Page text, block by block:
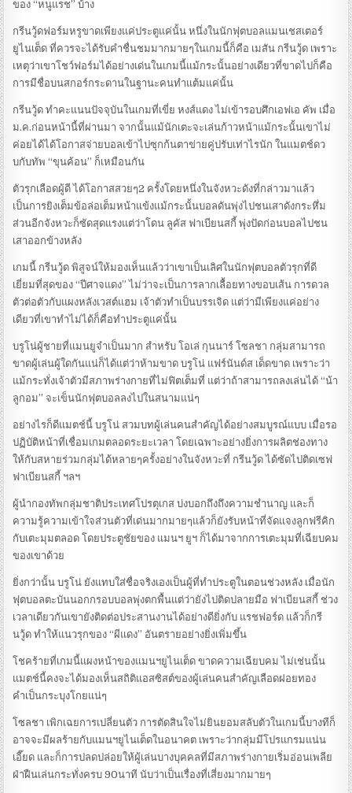
ของ “หนูแรช” บ้าง
กรีนวู้ดฟอร์มหรูขาดเพียงแค่ประตูแค่นั้น หนึ่งในนักฟุตบอลแมนเชสเตอร์
ยูไนเต็ด ที่ควรจะได้รับคำชื่นชมมากมายๆในเกมนี้ก็คือ เมสัน กรีนวู้ด เพราะ
เหตุว่าเขาโชว์ฟอร์มได้อย่างเด่นในเกมนี้แม้กระนั้นอย่างเดียวที่ขาดไปก็คือ
การมีชื่อบนสกอร์กระดานในฐานะคนทำแต้มแค่นั้น
กรีนวู้ด ทำคะแนนปัจจุบันในเกมที่เขี่ย หงส์แดง ไม่เข้ารอบศึกเอฟเอ คัพ เมื่อ
ม.ค.ก่อนหน้านี้ที่ผ่านมา จากนั้นแม้นักเตะจะเล่นก้าวหน้าแม้กระนั้นเขาไม่
ค่อยได้ได้โอกาสจ่ายบอลเข้าไปซุกก้นตาข่ายคู่ปรับเท่าไรนัก ในแมตช์ดว
บกับทัพ “ขุนค้อน” ก็เหมือนกัน
ตัวรุกเลือดผู้ดี ได้โอกาสสวยๆ2 ครั้งโดยหนึ่งในจังหวะดังที่กล่าวมาแล้ว
เป็นการยิงเต็มข้อล่อเต็มหน้าแข้งแม้กระนั้นบอลดันพุ่งไปชนเสาดังกระหึ่ม
ส่วนอีกจังหวะก็ซัดสุดแรงแต่ว่าโดน ลูคัส ฟาเบียนสกี้ พุ่งปัดก่อนบอลไปชน
เสาออกข้างหลัง
เกมนี้ กรีนวู้ด พิสูจน์ให้มองเห็นแล้วว่าเขาเป็นเลิศในนักฟุตบอลตัวรุกที่ดี
เยี่ยมที่สุดของ “ปีศาจแดง” ไม่ว่าจะเป็นการลากเลื้อยทางขอบเส้น การดวล
ตัวต่อตัวกับแผงหลังเวสต์แฮม เจ้าตัวทำเป็นบรรเจิด แต่ว่ามีเพียงแค่อย่าง
เดียวที่เขาทำไม่ได้ก็คือทำประตูแค่นั้น
บรูโน่ผู้ชายที่แมนยูจำเป็นมาก สำหรับ โอเล่ กุนนาร์ โซลชา กลุ่มสามารถ
ขาดผู้เล่นผู้ใดกันแน่ก็ได้แต่ว่าห้ามขาด บรูโน่ แฟร์นันด์ส เด็ดขาด เพราะว่า
แม้กระทั่งเจ้าตัวมีสภาพร่างกายที่ไม่ฟิตเต็มที่ แต่ว่าถ้าสามารถลงเล่นได้ “น้า
ลูกอม” จะเข็นนักฟุตบอลลงไปในสนามแน่ๆ
อย่างไรก็ดีแมตช์นี้ บรูโน่ สวมบทผู้เล่นคนสำคัญได้อย่างสมบูรณ์แบบ เมื่อรอ
ปฏิบัติหน้าที่เชื่อมเกมตลอดระยะเวลา โดยเฉพาะอย่างยิ่งการผลิตช่องทาง
ให้กับสหายร่วมกลุ่มได้หลายๆครั้งอย่างในจังหวะที่ กรีนวู้ด ได้ซัดไปติดเซฟ
ฟาเบียนสกี้ ฯลฯ
ผู้นำกองทัพกลุ่มชาติประเทศโปรตุเกส บ่งบอกถึงถึงความชำนาญ และก็
ความรู้ความเข้าใจส่วนตัวที่เด่นมากมายๆแล้วก็ยังรับหน้าที่จัดแจงลูกฟรีคิก
กับเตะมุมตลอด โดยประตูชัยของ แมนฯ ยูฯ ก็ได้มาจากการเตะมุมที่เฉียบคม
ของเขาด้วย
ยิ่งกว่านั้น บรูโน่ ยังแทบใส่ชื่อจริงเองเป็นผู้ที่ทำประตูในตอนช่วงหลัง เมื่อนัก
ฟุตบอลตะบันนอกกรอบบอลพุ่งตกพื้นแต่ว่ายังไปติดปลายมือ ฟาเบียนสกี้ ช่วง
เวลาเดียวกันเขายังติดต่อประสานงานได้อย่างดียิ่งกับ แรชฟอร์ด แล้วก็กรี
นวู้ด ทำให้แนวรุกของ “ผีแดง” อันตรายอย่างยิ่งเพิ่มขึ้น
โชคร้ายที่เกมนี้แผงหน้าของแมนฯยูไนเต็ด ขาดความเฉียบคม ไม่เช่นนั้น
แมตช์นี้คงจะได้มองเห็นสถิติแอสซิสต์ของผู้เล่นคนสำคัญเลือดฝอยทอง
คำเป็นกระบุงโกยแน่ๆ
โซลชา เพิกเฉยการเปลี่ยนตัว การตัดสินใจไม่ยินยอมสลับตัวในเกมนี้บางทีก็
อาจจะมีผลร้ายกับแมนฯยูไนเต็ดในอนาคต เพราะว่ากลุ่มมีโปรแกรมแน่น
เอี๊ยด และก็การปลดปล่อยให้ผู้เล่นบางบุคคลที่มีสภาพร่างกายเริ่มอ่อนเพลีย
ฝ่าฝืนเล่นกระทั่งครบ 90นาที นับว่าเป็นเรื่องที่เสี่ยงมากมายๆ